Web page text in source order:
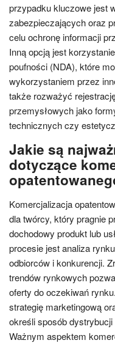
przypadku kluczowe jest
zabezpieczających oraz
celu ochronę informacji
Inną opcją jest
poufności (NDA), które
wykorzystaniem przez
także rozważyć
przemysłowych jako
technicznych czy
Jakie są
dotyczące
Komercjalizacja
dla twórcy, który pragnie
dochodowy produkt lub
procesie jest analiza
odbiorców i konkurencji.
trendów rynkowych
oferty do oczekiwań
strategię marketingową
określi sposób
Ważnym aspektem